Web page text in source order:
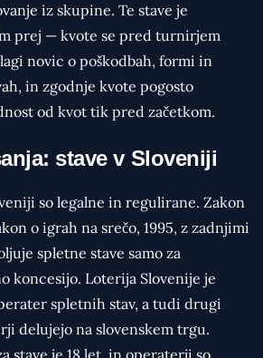
iz skupine. Te stave je
prej — kvote se pred turnirjem
novic o poškodbah, formi in
in zgodnje kvote pogosto
od kvot tik pred začetkom.
stave v Sloveniji
so legalne in regulirane. Zakon
o igrah na srečo, 1995, z zadnjimi
spletne stave samo za
koncesijo. Loterija Slovenije je
spletnih stav, a tudi drugi
delujejo na slovenskem trgu.